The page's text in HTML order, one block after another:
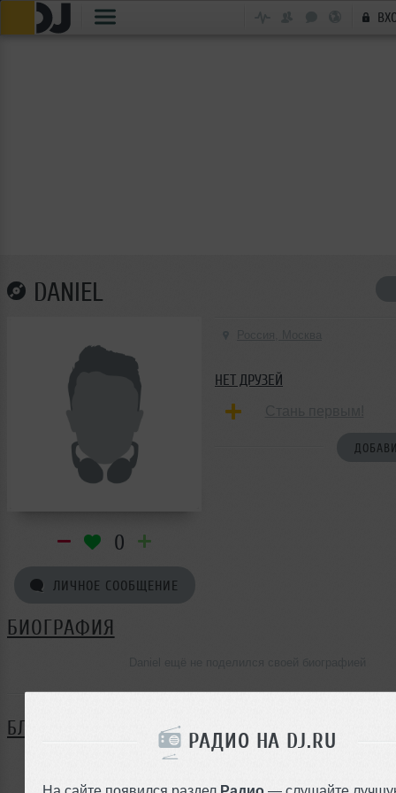
РАДИО НА DJ.RU
На сайте появился раздел Радио — слушайте
DANIEL
0
ЛИЧНОЕ СООБЩЕНИЕ
НЕТ ДРУЗЕЙ
БИОГРАФИЯ
БЛОГ